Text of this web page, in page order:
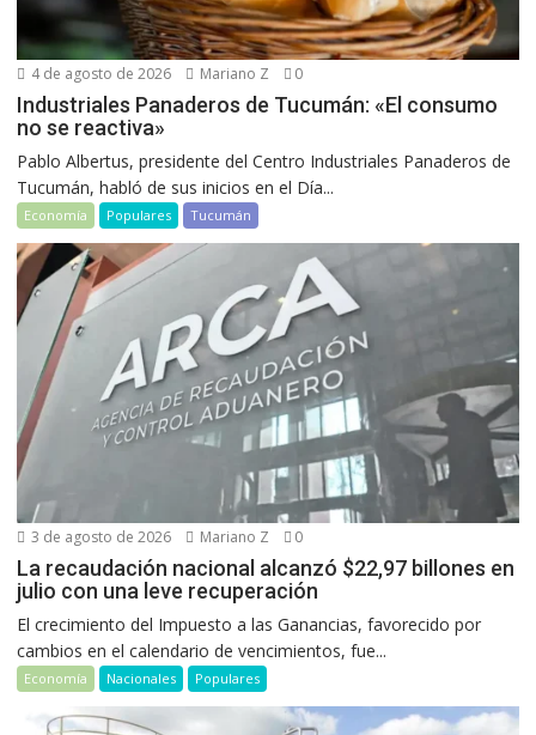
4 de agosto de 2026 Mariano Z 0
Industriales Panaderos de Tucumán: «El consumo
no se reactiva»
Pablo Albertus, presidente del Centro Industriales Panaderos de
Tucumán, habló de sus inicios en el Día...
Economía Populares Tucumán
3 de agosto de 2026 Mariano Z 0
La recaudación nacional alcanzó $22,97 billones en
julio con una leve recuperación
El crecimiento del Impuesto a las Ganancias, favorecido por
cambios en el calendario de vencimientos, fue...
Economía Nacionales Populares